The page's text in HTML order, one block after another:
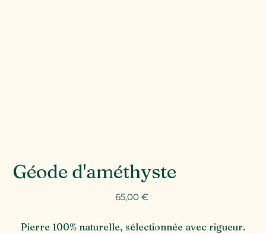
Géode d'améthyste
Prix
65,00 €
Pierre 100% naturelle, sélectionnée avec rigueur.